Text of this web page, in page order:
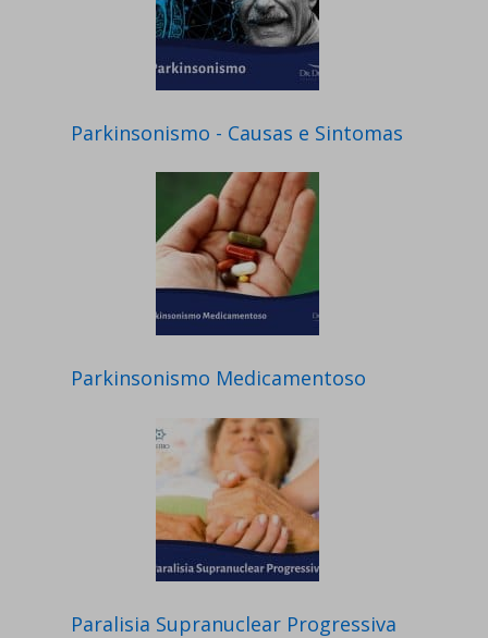
Parkinsonismo - Causas e Sintomas
Parkinsonismo Medicamentoso
Paralisia Supranuclear Progressiva